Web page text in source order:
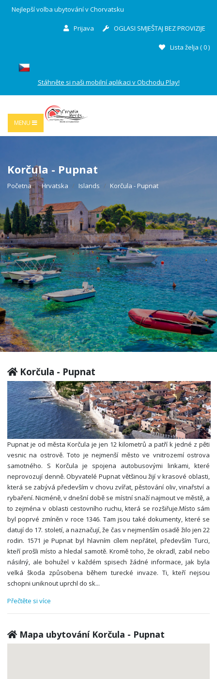
Nejlepší volba ubytování v Chorvatsku
Prijava OGLASI SMJEŠTAJ BEZ PROVIZIJE
Lista želja (0)
Stáhněte si naši mobilní aplikaci v Obchodu Play!
MENU
Korčula - Pupnat
Početna Hrvatska Islands Korčula - Pupnat
Korčula - Pupnat
Pupnat je od města Korčula je jen 12 kilometrů a patří k jedné z pěti
vesnic na ostrově. Toto je nejmenší město ve vnitrozemí ostrova
samotného. S Korčula je spojena autobusovými linkami, které
neprovozují denně. Obyvatelé Pupnat většinou žijí v krasové oblasti,
která se zabývá především v chovu zvířat, pěstování oliv, vinařství a
rybaření. Nicméně, v dnešní době se místní snaží najmout ve městě, a
to zejména v oblasti cestovního ruchu, která se rozšiřuje.Místo sám
byl poprvé zmíněn v roce 1346. Tam jsou také dokumenty, které se
datují do 17. století, a naznačují, že čas v nejmenším osadě žilo jen 22
rodin. 1571 je Pupnat byl hlavním cílem nepřátel, především Turci,
kteří prošli místo a hledal samotě. Kromě toho, že okradl, zabil nebo
násilný, ale bohužel v každém spisech žádné informace, jak byla
velká škoda způsobena během turecké invaze. Ti, kteří nejsou
schopni uniknout uprchl do sk...
Přečtěte si více
Mapa ubytování Korčula - Pupnat